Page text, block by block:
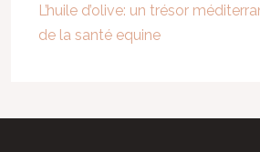
L’huile d’olive: un trésor
de la santé equine